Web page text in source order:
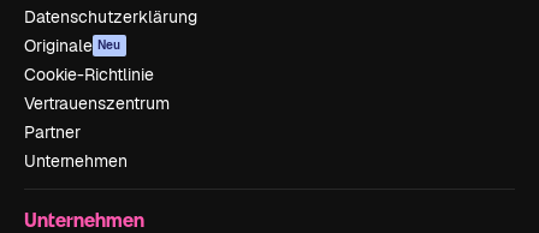
Datenschutzerklärung
Originale Neu
Cookie-Richtlinie
Vertrauenszentrum
Partner
Unternehmen
Unternehmen